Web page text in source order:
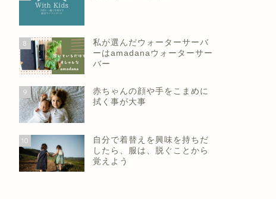
8
私が選んだウォーターサーバ
ーはamadanaウォーターサー
バー
9
赤ちゃんの顔や手をこまめに
拭く事が大事
10
自分で着替えを興味を持ちだ
したら、服は、脱ぐことから
覚えよう